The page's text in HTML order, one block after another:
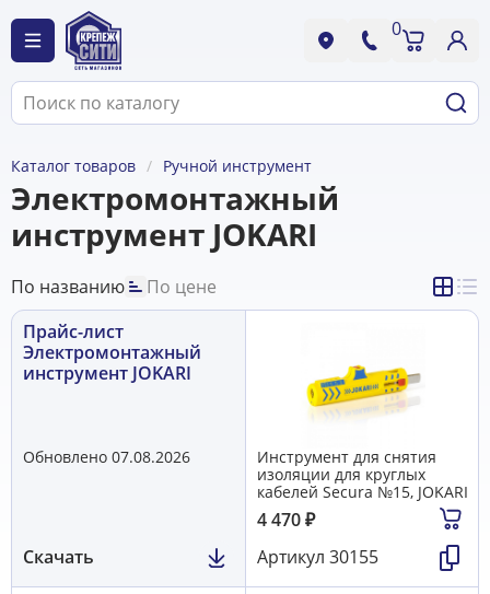
0
Каталог товаров Ручной инструмент
Электромонтажный
инструмент JOKARI
По названию
По цене
Прайс-лист
Электромонтажный
инструмент JOKARI
Обновлено 07.08.2026
Скачать
Инструмент для снятия
изоляции для круглых
кабелей Secura №15, JOKARI
4 470₽
Артикул 30155